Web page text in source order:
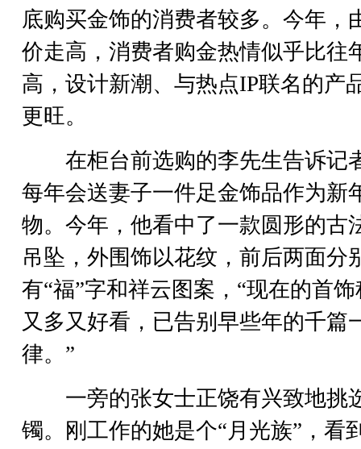
底购买金饰的消费者较多。今年，
价走高，消费者购金热情似乎比往
高，设计新潮、与热点IP联名的产
更旺。
在柜台前选购的李先生告诉记
每年会送妻子一件足金饰品作为新
物。今年，他看中了一款圆形的古
吊坠，外围饰以花纹，前后两面分
有“福”字和祥云图案，“现在的首
又多又好看，已告别早些年的千篇
律。”
一旁的张女士正饶有兴致地挑
镯。刚工作的她是个“月光族”，看